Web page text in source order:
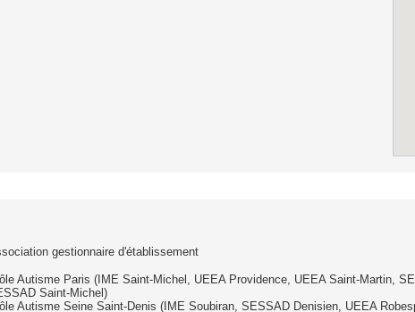
gestionnaire d'établissement
Autisme Paris (IME Saint-Michel, UEEA Providence, UEEA Saint-Martin,
Saint-Michel)
Autisme Seine Saint-Denis (IME Soubiran, SESSAD Denisien, UEEA